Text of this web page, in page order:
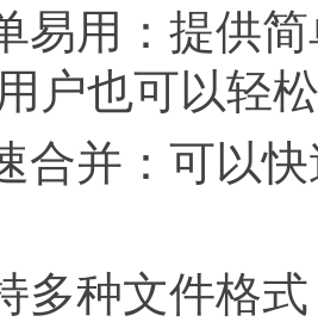
用：提供简
户也可以轻
并：可以快
种文件格式